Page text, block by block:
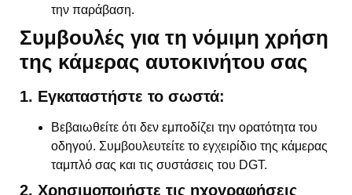
την παράβαση.
Συμβουλές για τη νόμιμη χρήση
της κάμερας αυτοκινήτου σας
1. Εγκαταστήστε το σωστά:
Βεβαιωθείτε ότι δεν εμποδίζει την ορατότητα του
οδηγού. Συμβουλευτείτε το εγχειρίδιο της κάμερας
ταμπλό σας και τις συστάσεις του DGT.
2. Χρησιμοποιήστε τις ηχογραφήσεις